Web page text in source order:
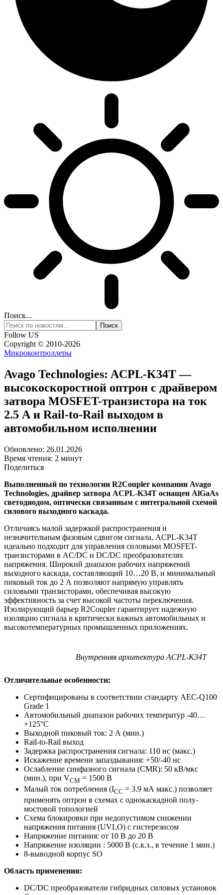
Поиск...
Follow US
Copyright © 2010-2026
Микроконтроллеры
Avago Technologies: ACPL-K34T —
высокоскоростной оптрон с драйвером
затвора MOSFET-транзистора на ток
2.5 А и Rail-to-Rail выходом в
автомобильном исполнении
Обновлено: 26.01.2026
Время чтения: 2 минут
Поделиться
Выполненный по технологии R2Coupler компании Avago
Technologies, драйвер затвора ACPL-K34T оснащен AlGaAs
светодиодом, оптически связанным с интегральной схемой
силового выходного каскада.
Отличаясь малой задержкой распространения и
незначительным фазовым сдвигом сигнала, ACPL-K34T
идеально подходит для управления силовыми MOSFET-
транзисторами в AC/DC и DC/DC преобразователях
напряжения. Широкий диапазон рабочих напряжений
выходного каскада, составляющий 10…20 В, и минимальный
пиковый ток до 2 А позволяют напрямую управлять
силовыми транзисторами, обеспечивая высокую
эффективность за счет высокой частоты переключения.
Изолирующий барьер R2Coupler гарантирует надежную
изоляцию сигнала в критически важных автомобильных и
высокотемпературных промышленных приложениях.
Внутренняя архитектура ACPL-K34T
Отличительные особенности:
Сертифицированы в соответствии стандарту AEC-Q100
Grade 1
Автомобильный диапазон рабочих температур -40…
+125°C
Выходной пиковый ток: 2 А (мин.)
Rail-to-Rail выход
Задержка распространения сигнала: 110 нс (макс.)
Искажение времени запаздывания: +50/-40 нс
Ослабление синфазного сигнала (CMR): 50 кВ/мкс
(мин.), при VCM = 1500 В
Малый ток потребления (ICC = 3.9 мА макс.) позволяет
применять оптрон в схемах с однокаскадной полу-
мостовой топологией
Схема блокировки при недопустимом снижении
напряжения питания (UVLO) с гистерезисом
Напряжение питания: от 10 В до 20 В
Напряжение изоляции : 5000 В (с.к.з., в течение 1 мин.)
8-выводной корпус SO
Область применения:
DC/DC преобразователи гибридных силовых установок